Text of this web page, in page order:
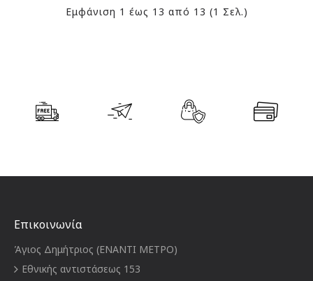
Εμφάνιση 1 έως 13 από 13 (1 Σελ.)
Επικοινωνία
Άγιος Δημήτριος (ΕΝΑΝΤΙ ΜΕΤΡΟ)
Εθνικής αντιστάσεως 153